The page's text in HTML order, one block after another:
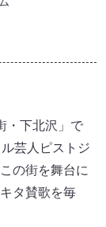
・下北沢」で
芸人ピストジ
の街を舞台に
タ賛歌を毎